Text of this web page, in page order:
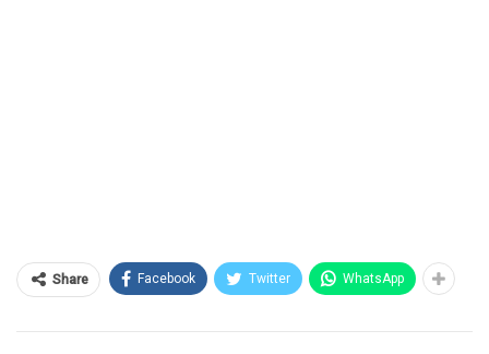
Share Facebook Twitter WhatsApp